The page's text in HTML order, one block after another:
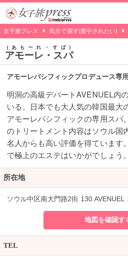
女子旅プレス 気分で探す(癒やされたい)
アモーレ・スパ
あもーれ・すぱ
アモーレパシフィックプロデュース専
明洞の高級デパートAVENUEL内
いる。日本でも大人気の韓国最大
アモーレパシフィックの専用スパ
のトリートメント内容はソウル国
名人からも高い評価を得ています
で極上のエステはいかがでしょう
所在地
ソウル中区南大門路2街 130 AVENUEL
地図を確認す
TEL